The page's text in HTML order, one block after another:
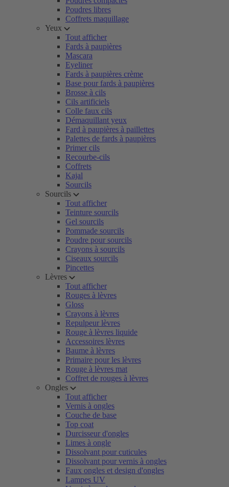
Poudres libres
Coffrets maquillage
Yeux
Tout afficher
Fards à paupières
Mascara
Eyeliner
Fards à paupières crème
Base pour fards à paupières
Brosse à cils
Cils artificiels
Colle faux cils
Démaquillant yeux
Fard à paupières à paillettes
Palettes de fards à paupières
Primer cils
Recourbe-cils
Coffrets
Kajal
Sourcils
Sourcils
Tout afficher
Teinture sourcils
Gel sourcils
Pommade sourcils
Poudre pour sourcils
Crayons à sourcils
Ciseaux sourcils
Pincettes
Lèvres
Tout afficher
Rouges à lèvres
Gloss
Crayons à lèvres
Repulpeur lèvres
Rouge à lèvres liquide
Accessoires lèvres
Baume à lèvres
Primaire pour les lèvres
Rouge à lèvres mat
Coffret de rouges à lèvres
Ongles
Tout afficher
Vernis à ongles
Couche de base
Top coat
Durcisseur d'ongles
Limes à ongle
Dissolvant pour cuticules
Dissolvant pour vernis à ongles
Faux ongles et design d'ongles
Lampes UV